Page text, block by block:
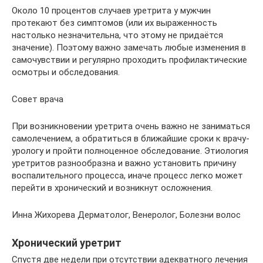
Около 10 процентов случаев уретрита у мужчин
протекают без симптомов (или их выраженность
настолько незначительна, что этому не придаётся
значение). Поэтому важно замечать любые изменения в
самочувствии и регулярно проходить профилактические
осмотры и обследования.
Совет врача
При возникновении уретрита очень важно не заниматься
самолечением, а обратиться в ближайшие сроки к врачу-
урологу и пройти полноценное обследование. Этиология
уретритов разнообразна и важно установить причину
воспалительного процесса, иначе процесс легко может
перейти в хронический и возникнут осложнения.
Инна Жихорева Дерматолог, Венеролог, Болезни волос
Хронический уретрит
Спустя две недели при отсутствии адекватного лечения